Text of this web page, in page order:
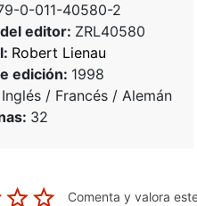
0-011-40580-2
editor: ZRL40580
Robert Lienau
edición: 1998
Inglés / Francés / Alemán
32
Comenta y valora